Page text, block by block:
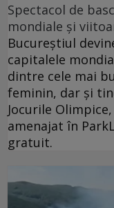
Spectacol de
mondiale și
Bucureștiul
capitalele
dintre cele mai
feminin, dar și
Jocurile
amenajat în
gratuit.